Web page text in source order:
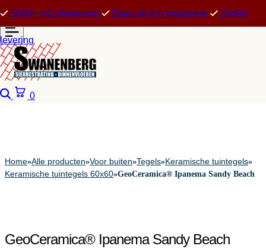
5000+ m2 showroom Specialist in maatwerk Snelle
levering
Zoeken
0
Home»Alle producten»Voor buiten»Tegels»Keramische tuintegels»
Keramische tuintegels 60x60»GeoCeramica® Ipanema Sandy Beach
GeoCeramica® Ipanema Sandy Beach